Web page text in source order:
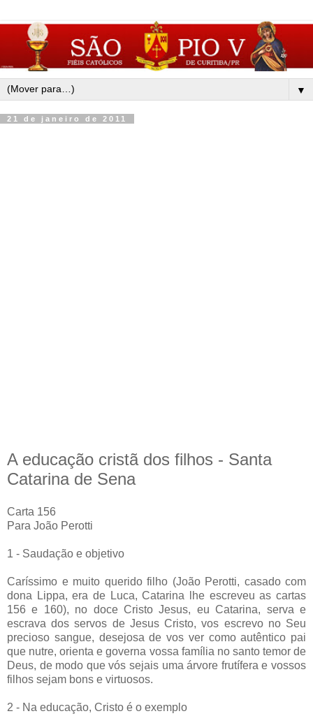
▼
21 de janeiro de 2011
A educação cristã dos filhos - Santa
Catarina de Sena
Carta 156
Para João Perotti
1 - Saudação e objetivo
Caríssimo e muito querido filho (João Perotti, casado com
dona Lippa, era de Luca, Catarina lhe escreveu as cartas
156 e 160), no doce Cristo Jesus, eu Catarina, serva e
escrava dos servos de Jesus Cristo, vos escrevo no Seu
precioso sangue, desejosa de vos ver como autêntico pai
que nutre, orienta e governa vossa família no santo temor de
Deus, de modo que vós sejais uma árvore frutífera e vossos
filhos sejam bons e virtuosos.
2 - Na educação, Cristo é o exemplo